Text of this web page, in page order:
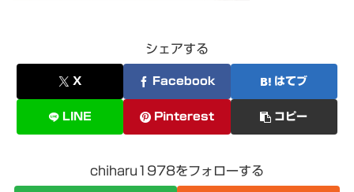
シェアする
X Facebook はてブ
LINE Pinterest コピー
chiharu1978をフォローする